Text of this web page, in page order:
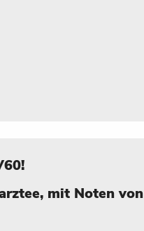
mit Noten von